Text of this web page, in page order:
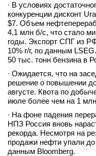
∙ В условиях
конкуренции дисконт
$7. Объем
4,1 млн б/с, что стало
годы. Экспорт СПГ из
10% г/г, по данным
50 тыс. тонн бензина в
∙ Ожидается, что на
решение о повышении
августе. Квота по
июле более чем на 1
∙ На фоне падения
НПЗ Россия вновь
рекорда. Несмотря на
продажи нефти упали до
данным Bloomberg.